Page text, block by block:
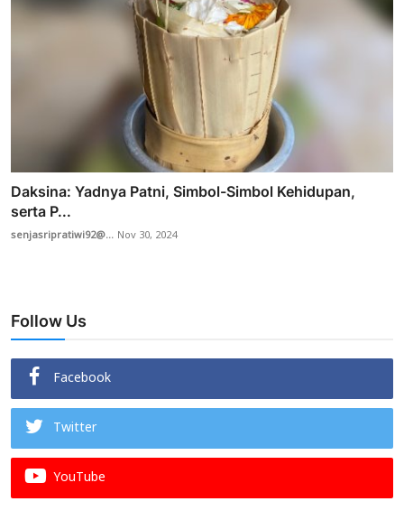
Daksina: Yadnya Patni, Simbol-Simbol Kehidupan,
serta P...
senjasripratiwi92@... Nov 30, 2024
Follow Us
Facebook
Twitter
YouTube